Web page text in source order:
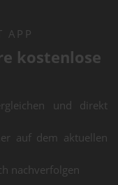
APP
kostenlose
und direkt
auf dem aktuellen
nachverfolgen